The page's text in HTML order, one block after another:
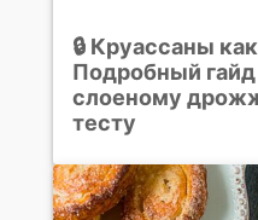
🔒 Круассаны
Подробный
слоеному
тесту